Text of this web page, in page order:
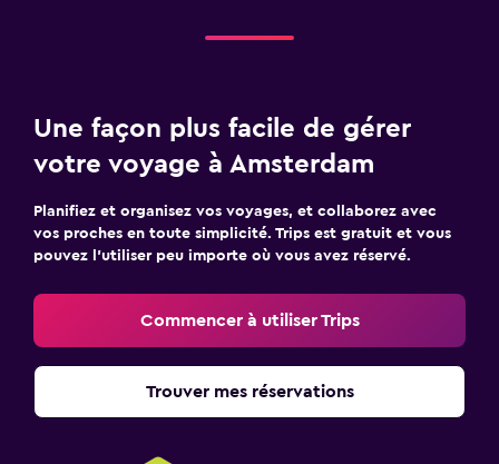
Une façon plus facile de gérer
votre voyage à Amsterdam
Planifiez et organisez vos voyages, et collaborez avec
vos proches en toute simplicité. Trips est gratuit et vous
pouvez l’utiliser peu importe où vous avez réservé.
Commencer à utiliser Trips
Trouver mes réservations